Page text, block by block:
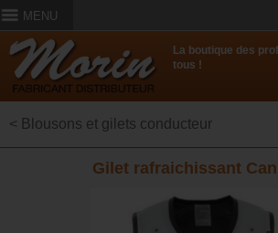
MENU
La boutique des
tous !
< Blousons et gilets conducteur
Gilet rafraichissant